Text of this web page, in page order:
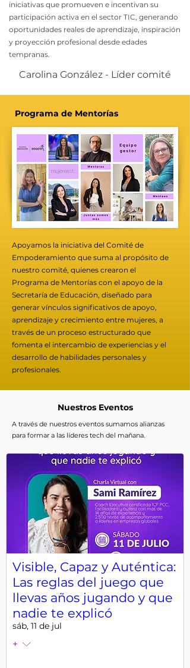
iniciativas que promueven e incentivan su
participación activa en el sector TIC, generando
oportunidades reales de aprendizaje, inspiración
y proyección profesional desde edades
tempranas.
Carolina González - Líder comité
Programa de Mentorías
Apoyamos la iniciativa del Comité de
Empoderamiento que suma al propósito de
nuestro comité, quienes crearon el
Programa de Mentorías con el apoyo de la
Secretaría de Educación, diseñado para
generar vínculos significativos de apoyo,
aprendizaje y crecimiento entre mujeres, a
través de un proceso estructurado que
fomenta el intercambio de experiencias y el
desarrollo de habilidades personales y
profesionales.
Nuestros Eventos
A través de nuestros eventos sumamos alianzas
para formar a las líderes tech del mañana.
Visible, Capaz y Auténtica:
Las reglas del juego que
llevas años jugando y que
nadie te explicó
sáb, 11 de jul
+